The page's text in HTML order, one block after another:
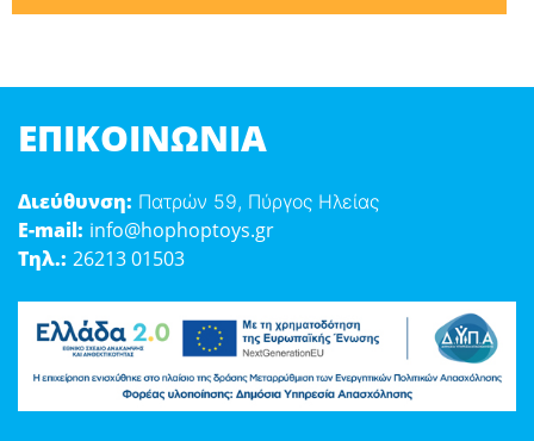
ΕΠΙΚΟΙΝΩΝΊΑ
Διεύθυνση: Πατρών 59, Πύργος Ηλείας
E-mail: info@hophoptoys.gr
Τηλ.: 26213 01503